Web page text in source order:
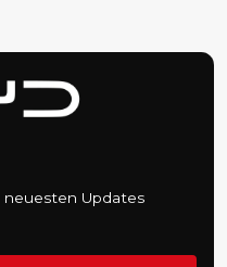
Updates